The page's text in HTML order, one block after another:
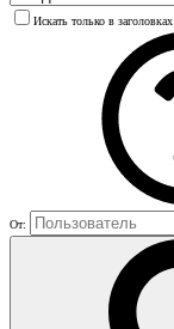
Искать только в заголовках
От: